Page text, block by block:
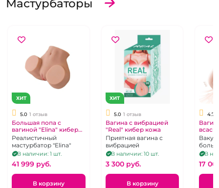
Мастурбаторы
ХИТ
5.0 1 отзыв
Большая попа с
вагиной "Elina" кибер
кожа
Реалистичный
мастурбатор "Elina"
В наличии: 1 шт.
41 999 pуб.
В корзину
ХИТ
5.0 1 отзыв
Вагина с вибрацией
"Real" кибер кожа
Приятная вагина с
вибрацией
В наличии: 10 шт.
3 300 pуб.
В корзину
4.7
члена
В
17